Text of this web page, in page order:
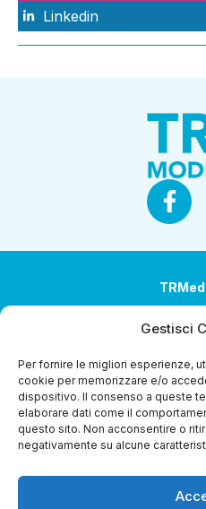
Gestisci
Per fornire le migliori esperienze,
cookie per memorizzare e/o
dispositivo. Il consenso a queste
elaborare dati come il
questo sito. Non acconsentire o
negativamente su alcune
Linkedin
coordinamento da parte di
Sede legale: via Ragazzi del
P.Iva